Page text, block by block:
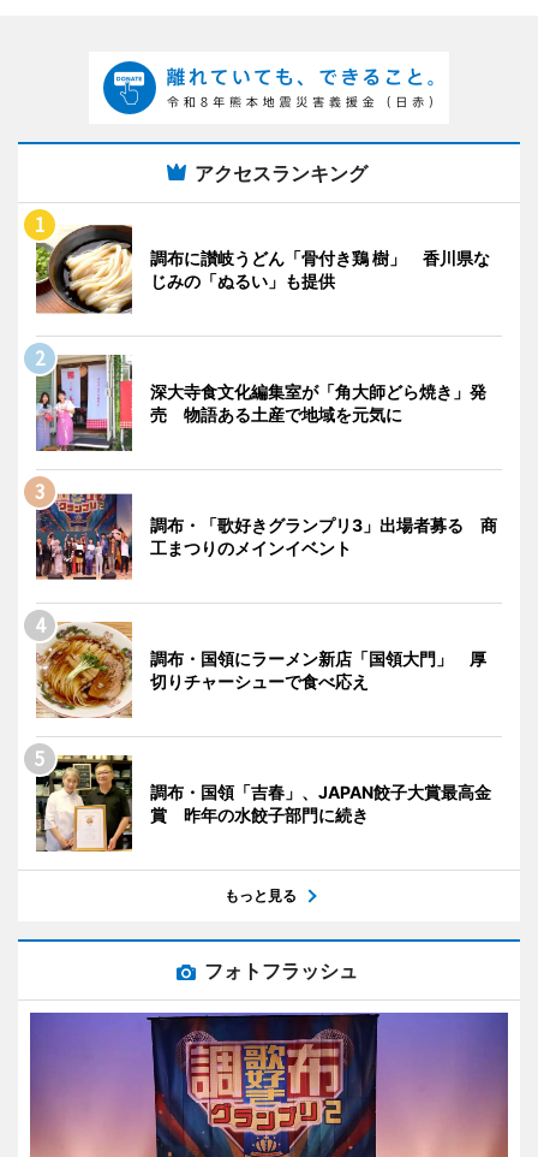
アクセスランキング
調布に讃岐うどん「骨付き鶏 樹」 香川県な
じみの「ぬるい」も提供
深大寺食文化編集室が「角大師どら焼き」発
売 物語ある土産で地域を元気に
調布・「歌好きグランプリ3」出場者募る 商
工まつりのメインイベント
調布・国領にラーメン新店「国領大門」 厚
切りチャーシューで食べ応え
調布・国領「吉春」、JAPAN餃子大賞最高金
賞 昨年の水餃子部門に続き
もっと見る
フォトフラッシュ